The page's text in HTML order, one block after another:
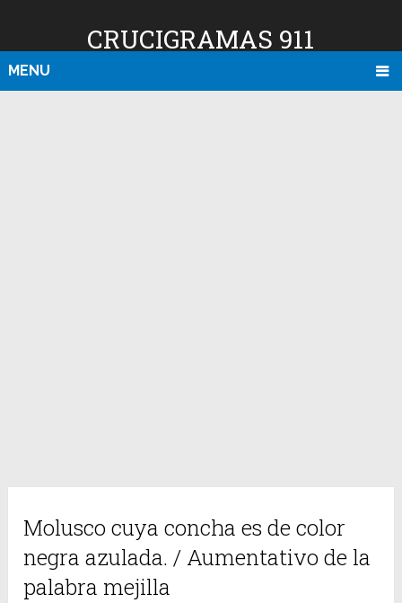
CRUCIGRAMAS 911
MENU
Molusco cuya concha es de color
negra azulada. / Aumentativo de la
palabra mejilla